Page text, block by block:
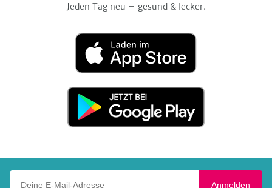
Jeden Tag neu – gesund & lecker.
Laden
im
App
Jetzt
Google
Anmelden